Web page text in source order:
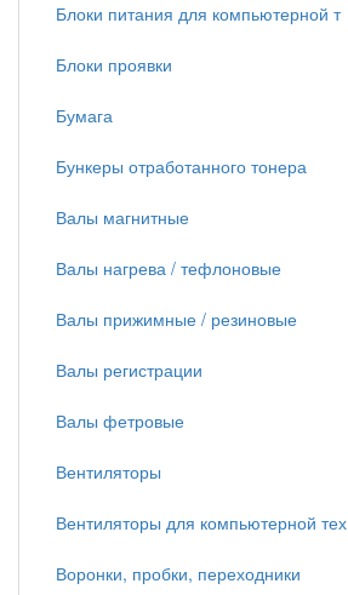
Блоки питания для компьютерной т
Блоки проявки
Бумага
Бункеры отработанного тонера
Валы магнитные
Валы нагрева / тефлоновые
Валы прижимные / резиновые
Валы регистрации
Валы фетровые
Вентиляторы
Вентиляторы для компьютерной тех
Воронки, пробки, переходники